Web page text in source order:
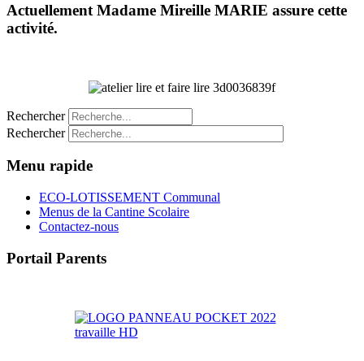
Actuellement Madame Mireille MARIE assure cette
activité.
Rechercher
Rechercher
Menu rapide
ECO-LOTISSEMENT Communal
Menus de la Cantine Scolaire
Contactez-nous
Portail Parents